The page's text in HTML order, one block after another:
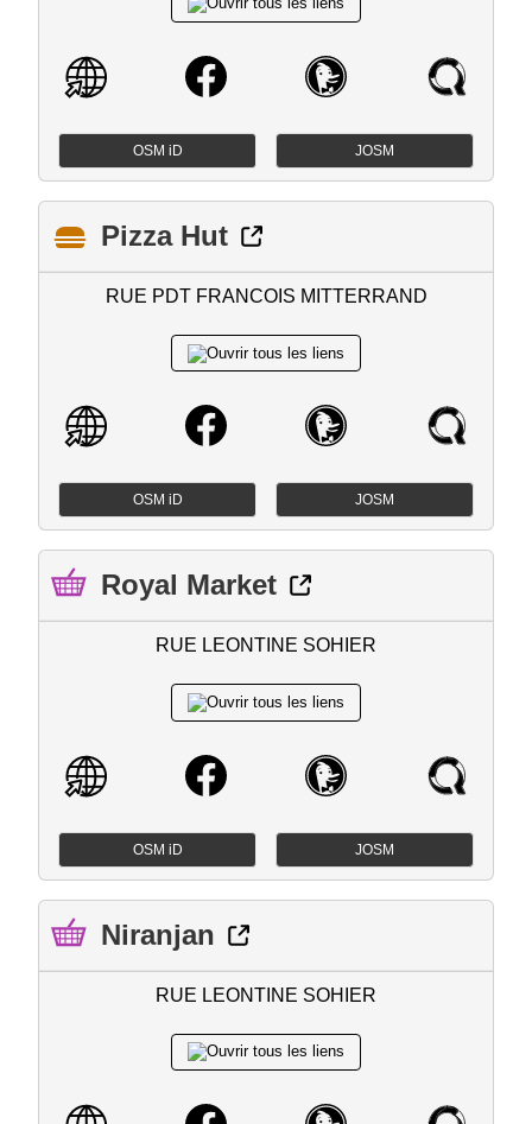
OSM iD JOSM
Pizza Hut
RUE PDT FRANCOIS MITTERRAND
OSM iD JOSM
Royal Market
RUE LEONTINE SOHIER
OSM iD JOSM
Niranjan
RUE LEONTINE SOHIER